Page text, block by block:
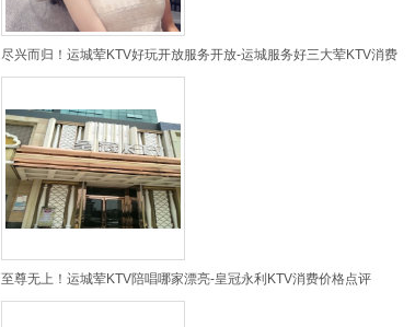
尽兴而归！运城荤KTV好玩开放服务开放-运城服务好三大荤KTV消费
至尊无上！运城荤KTV陪唱哪家漂亮-皇冠永利KTV消费价格点评